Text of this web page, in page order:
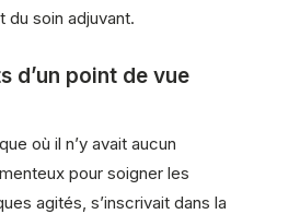
du soin adjuvant.
d’un point de vue
où il n’y avait aucun
pour soigner les
agités, s’inscrivait dans la